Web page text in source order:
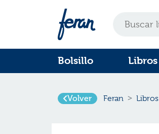
Bolsillo Libros
Volver Feran Libros